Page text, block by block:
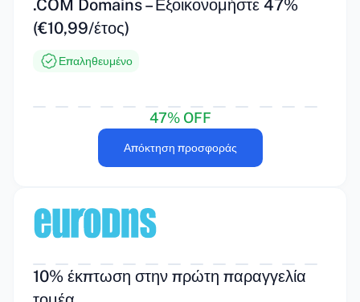
.COM Domains – Εξοικονομήστε 47%
(€10,99/έτος)
Επαληθευμένο
47% OFF
Απόκτηση προσφοράς
10% έκπτωση στην πρώτη παραγγελία